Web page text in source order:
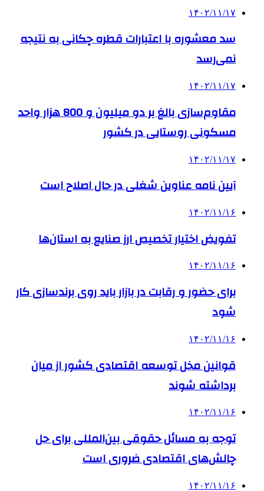
۱۴۰۲/۱۱/۱۷
سد معشوره ‌با اعتبارات قطره چکانی به نتیجه
نمی‌رسد
۱۴۰۲/۱۱/۱۷
مقاوم‌سازی بالغ بر دو میلیون و 800 هزار واحد
مسکونی روستایی در کشور
۱۴۰۲/۱۱/۱۷
آیین نامه عناوین شغلی در حال اصلاح است
۱۴۰۲/۱۱/۱۶
تفویض اختیار تخصیص ارز صنایع به استان‌ها
۱۴۰۲/۱۱/۱۶
برای حضور و رقابت در بازار باید روی برندسازی کار
شود
۱۴۰۲/۱۱/۱۶
قوانین مخل توسعه اقتصادی کشور از میان
برداشته شوند
۱۴۰۲/۱۱/۱۶
توجه به مسائل حقوقی بین‌المللی برای حل
چالش‌های اقتصادی ضروری است
۱۴۰۲/۱۱/۱۶